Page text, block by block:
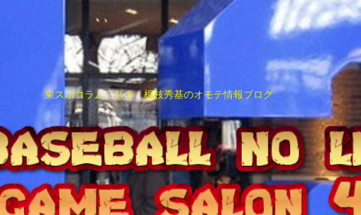
東スポコラム二スト・楊枝秀基のオモテ情報ブログ